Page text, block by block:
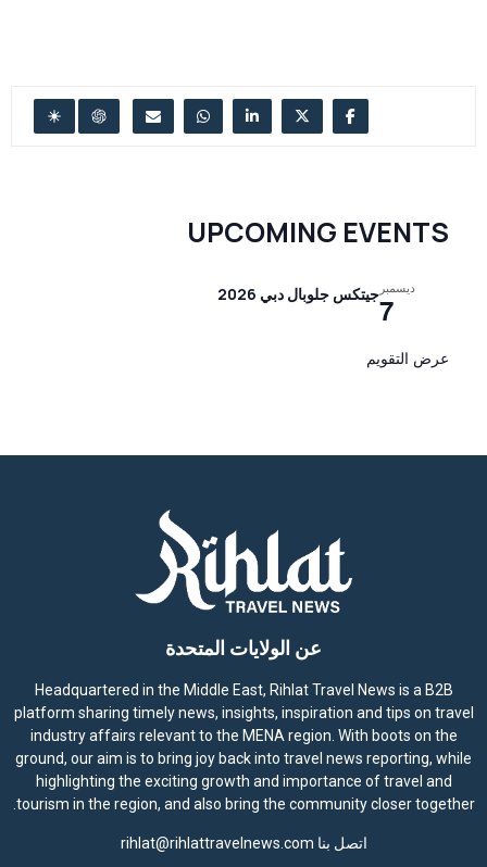
UPCOMING EVENTS
ديسمبر
7جيتكس جلوبال دبي 2026
عرض التقويم
عن الولايات المتحدة
Headquartered in the Middle East, Rihlat Travel News is a B2B
platform sharing timely news, insights, inspiration and tips on travel
industry affairs relevant to the MENA region. With boots on the
ground, our aim is to bring joy back into travel news reporting, while
highlighting the exciting growth and importance of travel and
tourism in the region, and also bring the community closer together.
اتصل بنا rihlat@rihlattravelnews.com